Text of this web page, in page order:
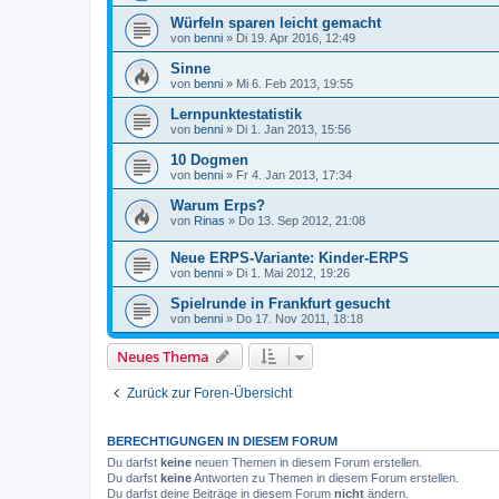
Würfeln sparen leicht gemacht
von benni » Di 19. Apr 2016, 12:49
Sinne
von benni » Mi 6. Feb 2013, 19:55
Lernpunktestatistik
von benni » Di 1. Jan 2013, 15:56
10 Dogmen
von benni » Fr 4. Jan 2013, 17:34
Warum Erps?
von Rinas » Do 13. Sep 2012, 21:08
Neue ERPS-Variante: Kinder-ERPS
von benni » Di 1. Mai 2012, 19:26
Spielrunde in Frankfurt gesucht
von benni » Do 17. Nov 2011, 18:18
Neues Thema
Zurück zur Foren-Übersicht
BERECHTIGUNGEN IN DIESEM FORUM
Du darfst keine neuen Themen in diesem Forum erstellen.
Du darfst keineAntworten zu Themen in diesem Forum erstellen.
Du darfst deine Beiträge in diesem Forum nicht ändern.